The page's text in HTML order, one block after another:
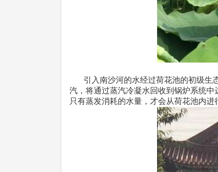
引入南沙河的水经过荷花池的初级生态
汽，将通过蒸汽冷凝水回收到锅炉系统
只有蒸发消耗的水量，才会从荷花池内进